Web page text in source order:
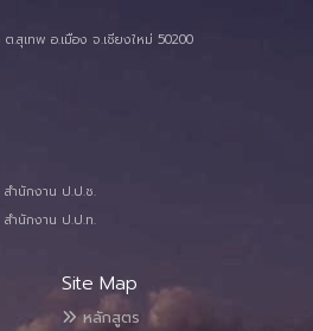
.สุเทพ อ.เมือง จ.เชียงใหม่ 50200
สำนักงาน ป.ป.ช.
สำนักงาน ป.ป.ท.
Site Map
หลักสูตร